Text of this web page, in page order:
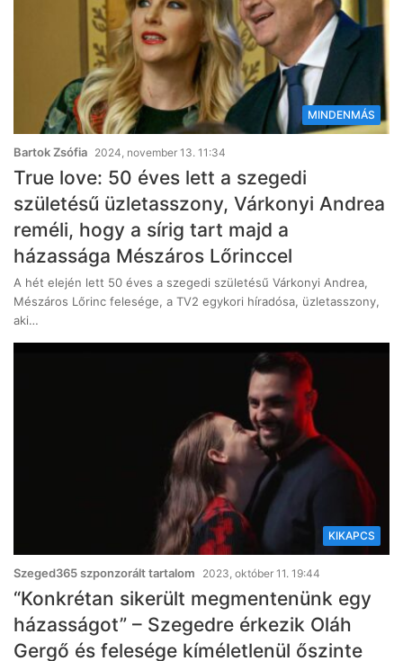
MINDENMÁS
Bartok Zsófia 2024, november 13. 11:34
True love: 50 éves lett a szegedi
születésű üzletasszony, Várkonyi Andrea
reméli, hogy a sírig tart majd a
házassága Mészáros Lőrinccel
A hét elején lett 50 éves a szegedi születésű Várkonyi Andrea,
Mészáros Lőrinc felesége, a TV2 egykori híradósa, üzletasszony,
aki…
KIKAPCS
Szeged365 szponzorált tartalom 2023, október 11. 19:44
“Konkrétan sikerült megmentenünk egy
házasságot” – Szegedre érkezik Oláh
Gergő és felesége kíméletlenül őszinte